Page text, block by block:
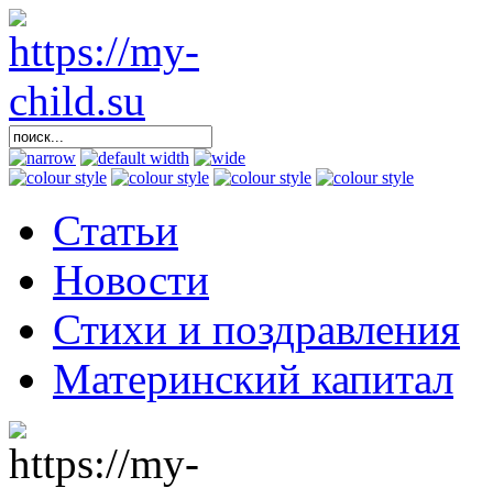
Статьи
Новости
Стихи и поздравления
Материнский капитал